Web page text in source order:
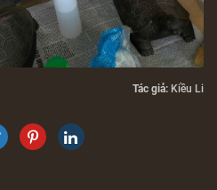
Tác giả: Kiều Li